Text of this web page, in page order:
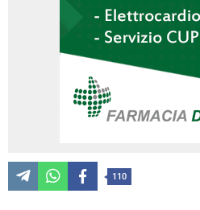
110